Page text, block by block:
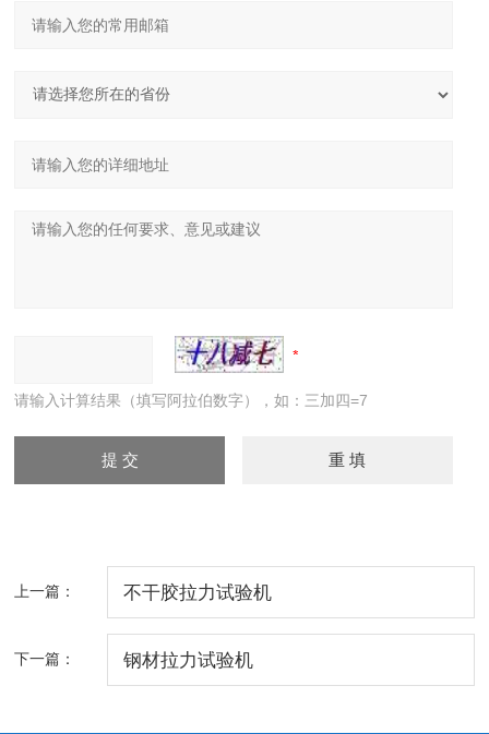
请输入计算结果（填写阿拉伯数字），如：三加四=7
上一篇： 不干胶拉力试验机
下一篇： 钢材拉力试验机